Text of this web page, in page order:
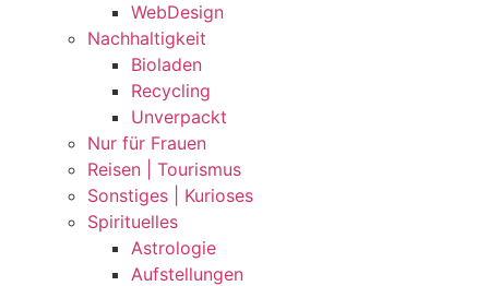
WebDesign
Nachhaltigkeit
Bioladen
Recycling
Unverpackt
Nur für Frauen
Reisen | Tourismus
Sonstiges | Kurioses
Spirituelles
Astrologie
Aufstellungen